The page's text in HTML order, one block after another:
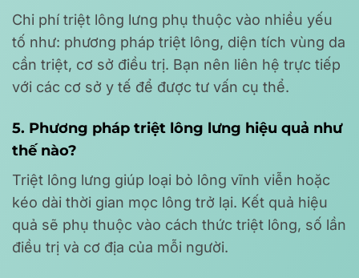
Chi phí triệt lông lưng phụ thuộc vào nhiều yếu
tố như: phương pháp triệt lông, diện tích vùng da
cần triệt, cơ sở điều trị. Bạn nên liên hệ trực tiếp
với các cơ sở y tế để được tư vấn cụ thể.
5. Phương pháp triệt lông lưng hiệu quả như
thế nào?
Triệt lông lưng giúp loại bỏ lông vĩnh viễn hoặc
kéo dài thời gian mọc lông trở lại. Kết quả hiệu
quả sẽ phụ thuộc vào cách thức triệt lông, số lần
điều trị và cơ địa của mỗi người.